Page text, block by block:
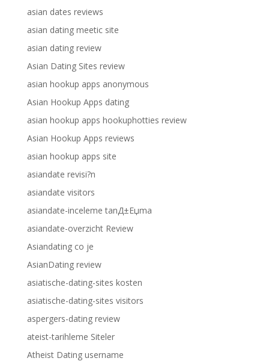
asian dates reviews
asian dating meetic site
asian dating review
Asian Dating Sites review
asian hookup apps anonymous
Asian Hookup Apps dating
asian hookup apps hookuphotties review
Asian Hookup Apps reviews
asian hookup apps site
asiandate revisi?n
asiandate visitors
asiandate-inceleme tanД±Еџma
asiandate-overzicht Review
Asiandating co je
AsianDating review
asiatische-dating-sites kosten
asiatische-dating-sites visitors
aspergers-dating review
ateist-tarihleme Siteler
Atheist Dating username